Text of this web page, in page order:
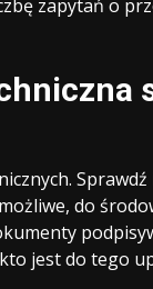
zapytań o
do
jest do tego